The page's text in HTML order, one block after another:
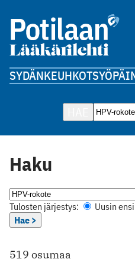
SYDÄNKEUHKOTSYÖPÄ
Haku
Tulosten järjestys: Uusin
Hae >
519 osumaa